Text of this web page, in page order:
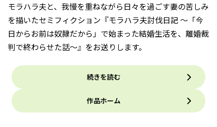
モラハラ夫と、我慢を重ねながら日々を過ごす妻の苦しみ
を描いたセミフィクション『モラハラ夫討伐日記 ～「今
日からお前は奴隷だから」で始まった結婚生活を、離婚裁
判で終わらせた話～』をお送りします。
続きを読む
作品ホーム